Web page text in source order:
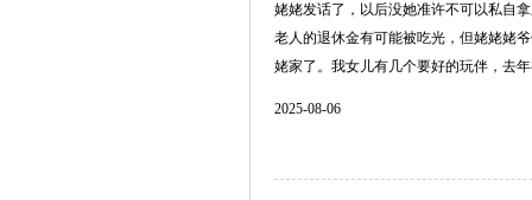
姥姥发话了，以后没她准许不可以私自
老人的退休金有可能被吃光，但姥姥姥
姥家了。我女儿有几个要好的玩伴，去
2025-08-06